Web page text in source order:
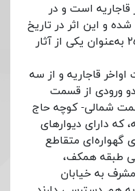
قاجاریه است و در
و این اثر در تاریخ
۲۶ آبان ۱۳۷۸ با شمارهٔ ثبت ۲۵۰۳ به‌عنوان یکی از آثار
قاجاریه و از سه
ورودی از قسمت
شمالی- کوچه حاج
که دارای دیوارهای
گهواره‌ای متقاطع
طبقه همکف،
به خیابان